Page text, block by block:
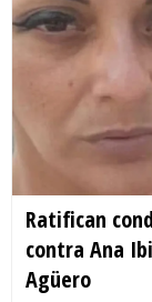
Ratifican
contra Ana
Agüero